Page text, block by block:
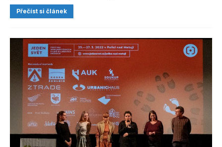
Svatojiřské pouti. Pouť navazuje na historickou tradici
putování od kostela sv. Barbory ke kostelu sv. Jiří a sv.
společenské setkávání. A k čemu vás tedy v rámci
Svatojiřské pouti zveme?
Přečíst si článek